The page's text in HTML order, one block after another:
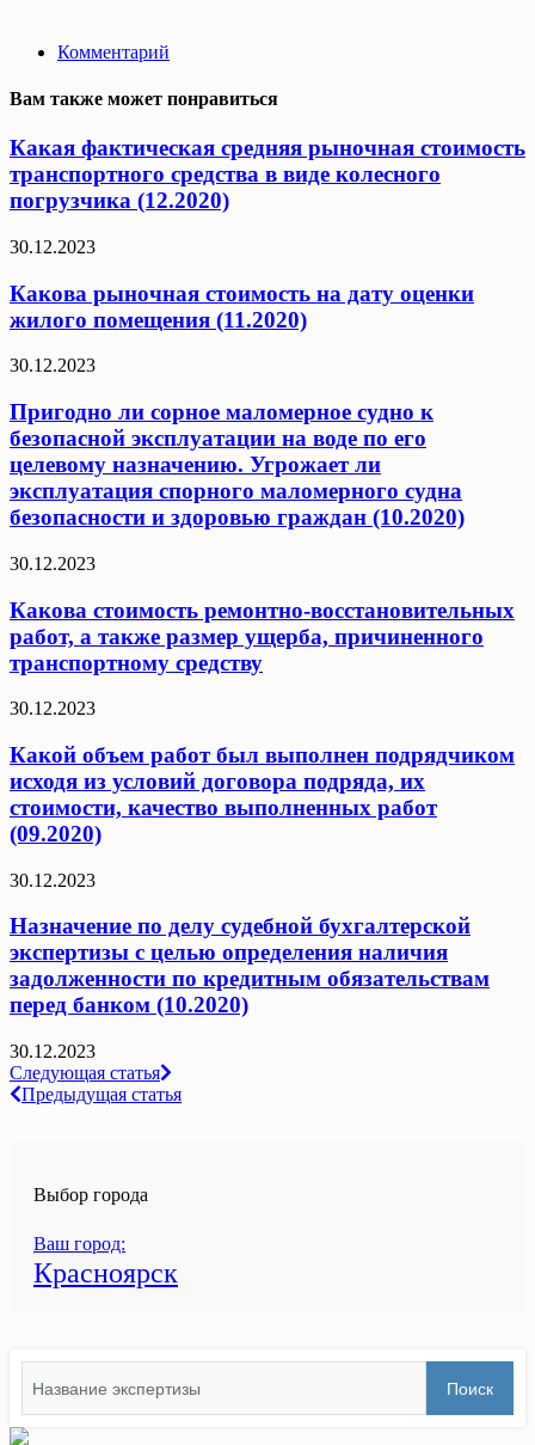
Комментарий
Вам также может понравиться
Какая фактическая средняя рыночная стоимость
транспортного средства в виде колесного
погрузчика (12.2020)
30.12.2023
Какова рыночная стоимость на дату оценки
жилого помещения (11.2020)
30.12.2023
Пригодно ли сорное маломерное судно к
безопасной эксплуатации на воде по его
целевому назначению. Угрожает ли
эксплуатация спорного маломерного судна
безопасности и здоровью граждан (10.2020)
30.12.2023
Какова стоимость ремонтно-восстановительных
работ, а также размер ущерба, причиненного
транспортному средству
30.12.2023
Какой объем работ был выполнен подрядчиком
исходя из условий договора подряда, их
стоимости, качество выполненных работ
(09.2020)
30.12.2023
Назначение по делу судебной бухгалтерской
экспертизы с целью определения наличия
задолженности по кредитным обязательствам
перед банком (10.2020)
30.12.2023
Навигация
по
Следующая статья
Предыдущая статья
Выбор города
Ваш город:
Красноярск
for:
Поиск